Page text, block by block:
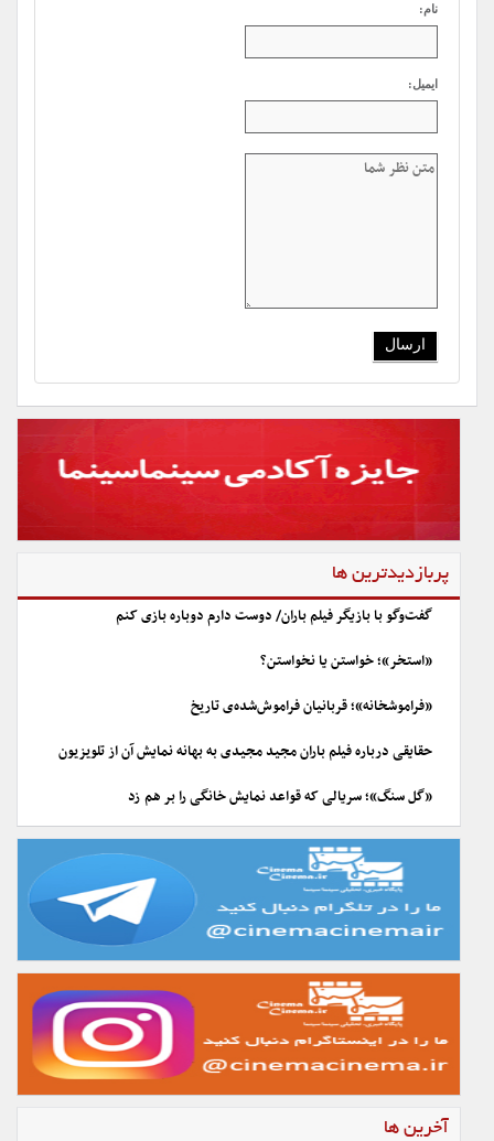
نام:
ایمیل:
پربازدیدترین ها
گفت‌وگو با بازیگر فیلم باران/ دوست دارم دوباره بازی کنم
«استخر»؛ خواستن یا نخواستن؟
«فراموشخانه»؛ قربانیان فراموش‌شده‌ی تاریخ
حقایقی درباره فیلم باران مجید مجیدی به بهانه نمایش آن از تلویزیون
«گل سنگ»؛ سریالی که قواعد نمایش خانگی را بر هم زد
آخرین ها